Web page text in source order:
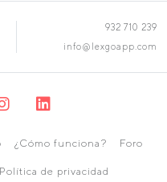
932 710 239
info@lexgoapp.com
¿Cómo funciona? Foro
Política de privacidad